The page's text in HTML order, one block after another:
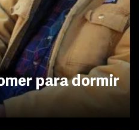
para dormir